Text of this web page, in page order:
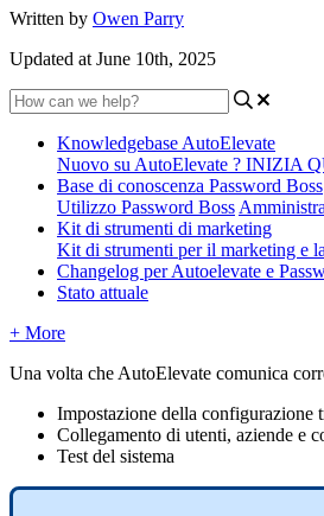
Written by Owen Parry
Updated at June 10th, 2025
Knowledgebase AutoElevate
Nuovo su AutoElevate ? INIZIA
Base di conoscenza Password Boss
Utilizzo Password Boss
Kit di strumenti di marketing
Kit di strumenti per il marketing e
Changelog per Autoelevate e
Stato attuale
+ More
Una volta che AutoElevate comunica
Impostazione della configurazione
Collegamento di utenti, aziende e
Test del sistema